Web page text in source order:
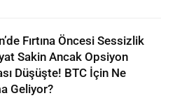
Fırtına Öncesi Sessizlik
Sakin Ancak Opsiyon
Düşüşte! BTC İçin Ne
Geliyor?